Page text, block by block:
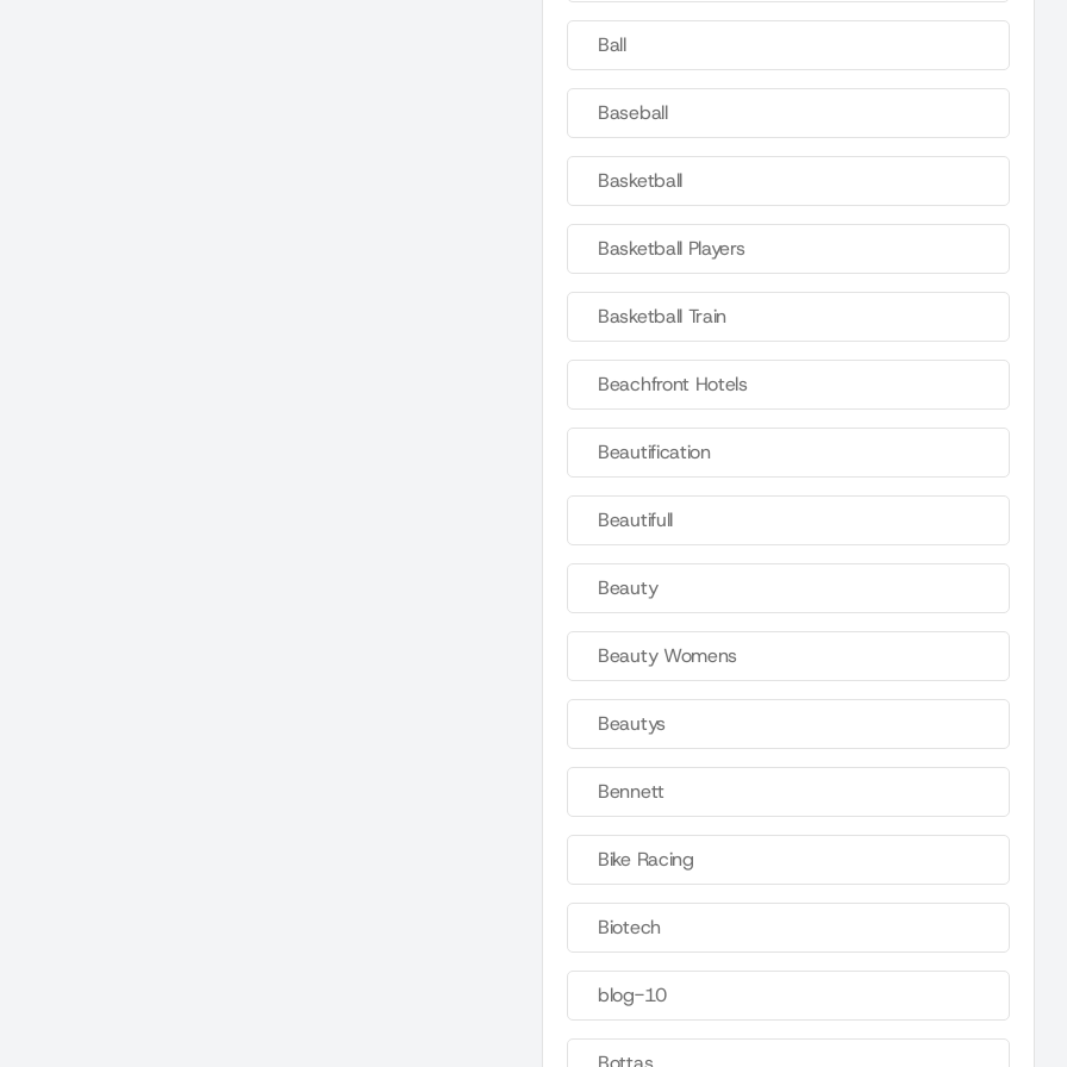
Ball
Baseball
Basketball
Basketball Players
Basketball Train
Beachfront Hotels
Beautification
Beautifull
Beauty
Beauty Womens
Beautys
Bennett
Bike Racing
Biotech
blog-10